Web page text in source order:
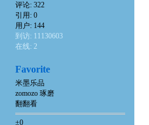
评论: 322
引用: 0
用户: 144
到访: 11130603
在线: 2
Favorite
米墨乐品
zomozo 琢磨
翻翻看
±0